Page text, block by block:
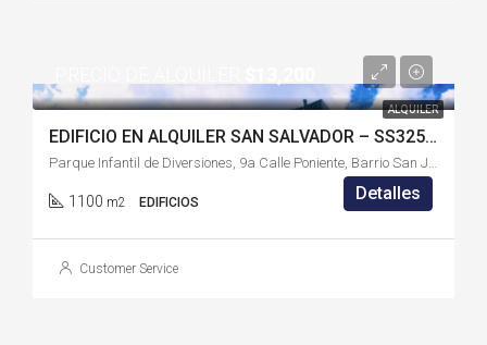
ALQUILER
EDIFICIO EN ALQUILER SAN SALVADOR – SS325IA
Parque Infantil de Diversiones, 9a Calle Poniente, Barrio San José, Centro Histórico, San Salvador, San Salvador Centro, San Salvador, 1011, El Salvador
1100 m2 EDIFICIOS Detalles
Customer Service